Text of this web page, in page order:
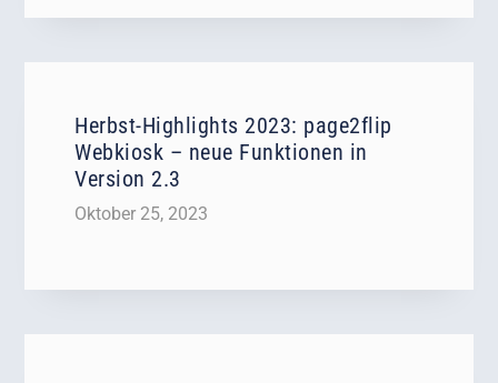
Herbst-Highlights 2023: page2flip
Webkiosk – neue Funktionen in
Version 2.3
Oktober 25, 2023